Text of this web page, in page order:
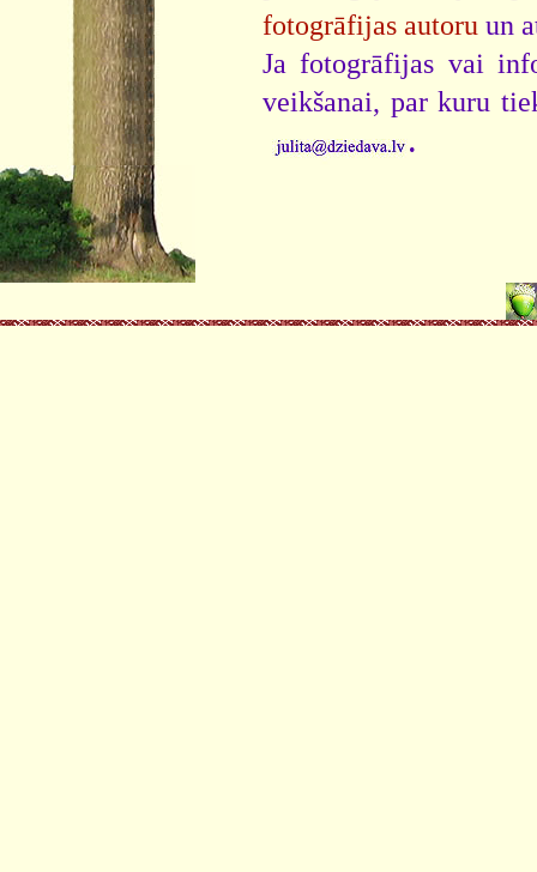
fotogrāfijas autoru un
Ja fotogrāfijas vai
veikšanai, par kuru
.